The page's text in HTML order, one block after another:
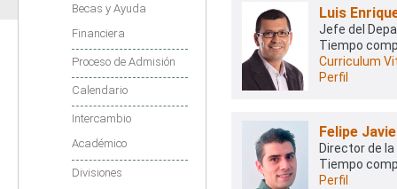
Luis
Jefe del
Tiempo
Curriculum
Perfil
Felipe
Director de
Tiempo
Perfil
Becas y Ayuda
Financiera
Proceso de Admisión
Calendario
Intercambio
Académico
Divisiones